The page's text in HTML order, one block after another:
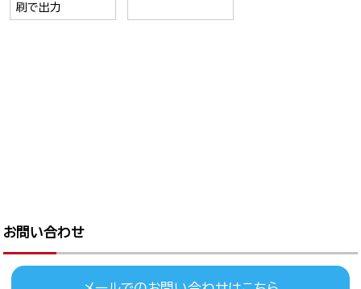
刷で出力
お問い合わせ